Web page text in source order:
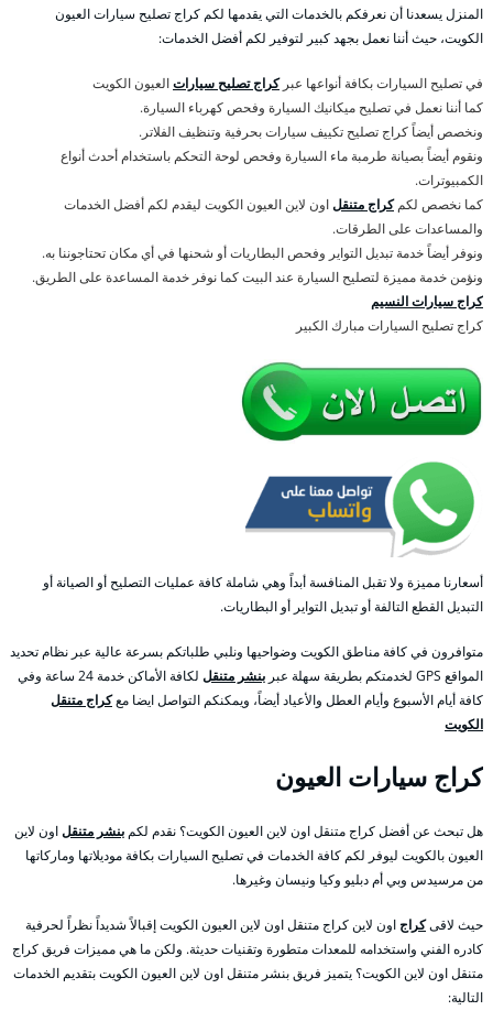
المنزل يسعدنا أن نعرفكم بالخدمات التي يقدمها لكم كراج تصليح سيارات العيون
الكويت، حيث أننا نعمل بجهد كبير لتوفير لكم أفضل الخدمات:
في تصليح السيارات بكافة أنواعها عبركراج تصليح سياراتالعيون الكويت
كما أننا نعمل في تصليح ميكانيك السيارة وفحص كهرباء السيارة.
ونخصص أيضاً كراج تصليح تكييف سيارات بحرفية وتنظيف الفلاتر.
ونقوم أيضاً بصيانة طرمبة ماء السيارة وفحص لوحة التحكم باستخدام أحدث أنواع
الكمبيوترات.
كما نخصص لكمكراج متنقلاون لاين العيون الكويت ليقدم لكم أفضل الخدمات
والمساعدات على الطرقات.
ونوفر أيضاً خدمة تبديل التواير وفحص البطاريات أو شحنها في أي مكان تحتاجوننا به.
ونؤمن خدمة مميزة لتصليح السيارة عند البيت كما نوفر خدمة المساعدة على الطريق.
كراج سيارات النسيم
كراج تصليح السيارات مبارك الكبير
أسعارنا مميزة ولا تقبل المنافسة أبداً وهي شاملة كافة عمليات التصليح أو الصيانة أو
التبديل القطع التالفة أو تبديل التواير أو البطاريات.
متوافرون في كافة مناطق الكويت وضواحيها ونلبي طلباتكم بسرعة عالية عبر نظام تحديد
المواقع GPS لخدمتكم بطريقة سهلة عبر
بنشر متنقل
لكافة الأماكن خدمة 24 ساعة وفي
كافة أيام الأسبوع وأيام العطل والأعياد أيضاً، ويمكنكم التواصل ايضا معكراج متنقل
الكويت
كراج سيارات العيون
هل تبحث عن أفضل كراج متنقل اون لاين العيون الكويت؟ نقدم لكم بنشر متنقلاون لاين
العيون بالكويت ليوفر لكم كافة الخدمات في تصليح السيارات بكافة موديلاتها وماركاتها
من مرسيدس وبي أم دبليو وكيا ونيسان وغيرها.
حيث لاقىكراج اون لاين كراج متنقل اون لاين العيون الكويت إقبالاً شديداً نظراً لحرفية
كادره الفني واستخدامه للمعدات متطورة وتقنيات حديثة. ولكن ما هي مميزات فريق كراج
متنقل اون لاين الكويت؟ يتميز فريق بنشر متنقل اون لاين العيون الكويت بتقديم الخدمات
التالية: